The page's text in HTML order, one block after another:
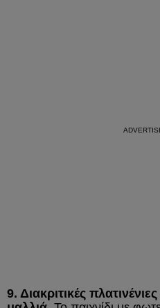
9. Διακριτικές